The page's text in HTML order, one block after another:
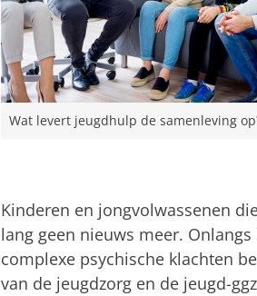
Wat levert jeugdhulp de samenleving
Kinderen en jongvolwassenen
lang geen nieuws meer.
complexe psychische klachten
van de jeugdzorg en de jeugd-